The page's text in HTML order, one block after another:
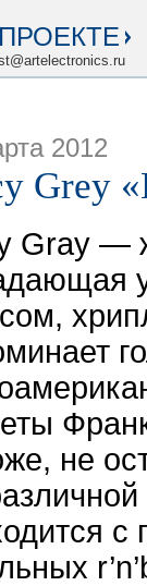
2012
Grey
Gray —
не
с